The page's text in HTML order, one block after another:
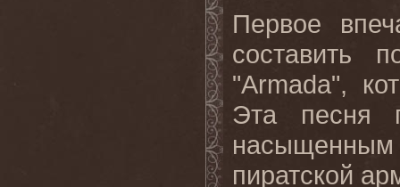
Первое
составить
"Armada",
Эта песня
пиратской